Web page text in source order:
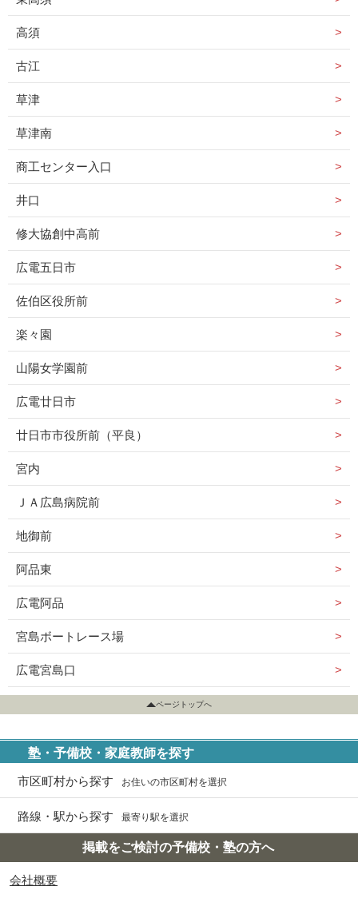
高須
古江
草津
草津南
商工センター入口
井口
修大協創中高前
広電五日市
佐伯区役所前
楽々園
山陽女学園前
広電廿日市
廿日市市役所前（平良）
宮内
ＪＡ広島病院前
地御前
阿品東
広電阿品
宮島ボートレース場
広電宮島口
ページトップへ
塾・予備校・家庭教師を探す
市区町村から探す お住いの市区町村を選択
路線・駅から探す 最寄り駅を選択
掲載をご検討の予備校・塾の方へ
会社概要